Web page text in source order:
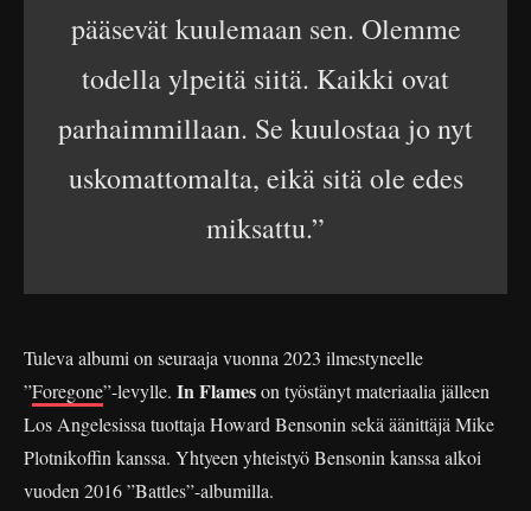
pääsevät kuulemaan sen. Olemme
todella ylpeitä siitä. Kaikki ovat
parhaimmillaan. Se kuulostaa jo nyt
uskomattomalta, eikä sitä ole edes
miksattu.”
Tuleva albumi on seuraaja vuonna 2023 ilmestyneelle
”Foregone”-levylle. In Flameson työstänyt materiaalia jälleen
Los Angelesissa tuottaja Howard Bensonin sekä äänittäjä Mike
Plotnikoffin kanssa. Yhtyeen yhteistyö Bensonin kanssa alkoi
vuoden 2016 ”Battles”-albumilla.